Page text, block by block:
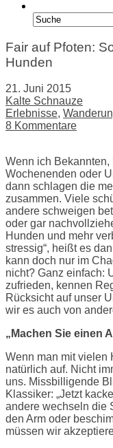
Fair auf Pfoten:
Hunden
21. Juni 2015
Kalte Schnauze
Erlebnisse,
8 Kommentare
Wenn ich
Wochenenden oder
dann schlagen die
zusammen. Viele
andere schweigen
oder gar
Hunden und mehr
stressig“, heißt es
kann doch nur im
nicht? Ganz einfach:
zufrieden, kennen
Rücksicht auf unser
wir es auch von
„Machen Sie einen
Wenn man mit vielen
natürlich auf. Nicht
uns. Missbilligende
Klassiker: „Jetzt
andere wechseln die
den Arm oder
müssen wir